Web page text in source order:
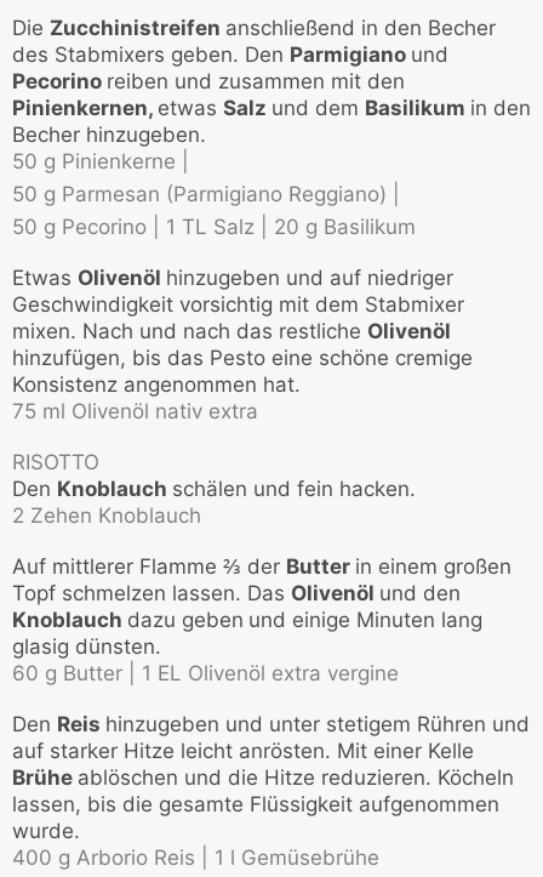
Die Zucchinistreifen anschließend in den Becher
des Stabmixers geben. Den Parmigiano und
Pecorino reiben und zusammen mit den
Pinienkernen, etwas Salz und dem Basilikum in den
Becher hinzugeben.
50 g Pinienkerne |
50 g Parmesan (Parmigiano Reggiano) |
50 g Pecorino |
1 TL Salz | 20 g Basilikum
Etwas Olivenöl hinzugeben und auf niedriger
Geschwindigkeit vorsichtig mit dem Stabmixer
mixen. Nach und nach das restliche Olivenöl
hinzufügen, bis das Pesto eine schöne cremige
Konsistenz angenommen hat.
75 ml Olivenöl nativ extra
RISOTTO
Den Knoblauch schälen und fein hacken.
2 Zehen Knoblauch
Auf mittlerer Flamme ⅔ der Butter in einem großen
Topf schmelzen lassen. Das Olivenöl und den
Knoblauch dazu geben und einige Minuten lang
glasig dünsten.
60 g Butter |
1 EL Olivenöl extra vergine
Den Reis hinzugeben und unter stetigem Rühren und
auf starker Hitze leicht anrösten. Mit einer Kelle
Brühe ablöschen und die Hitze reduzieren. Köcheln
lassen, bis die gesamte Flüssigkeit aufgenommen
wurde.
400 g Arborio Reis |
1 l Gemüsebrühe